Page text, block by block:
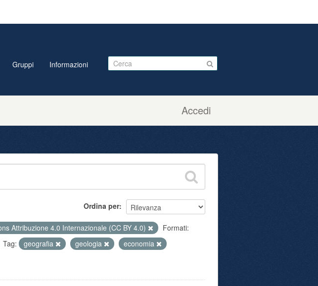
Accedi
Gruppi Informazioni
Ordina per
Attribuzione 4.0 Internazionale (CC BY 4.0)
Formati:
Tag: geografia geologia
economia